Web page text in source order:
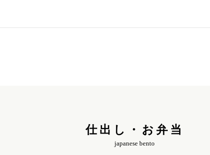
仕出し・お弁当
japanese bento